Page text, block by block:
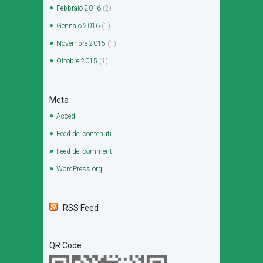
Febbraio 2016 (2)
Gennaio 2016 (1)
Novembre 2015 (1)
Ottobre 2015 (1)
Meta
Accedi
Feed dei contenuti
Feed dei commenti
WordPress.org
RSS Feed
QR Code